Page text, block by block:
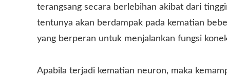
terangsang secara berlebihan akibat dari
tentunya akan berdampak pada kematian
yang berperan untuk menjalankan fungsi
Apabila terjadi kematian neuron, maka